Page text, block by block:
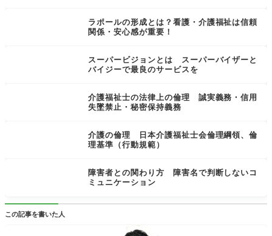
ラポールの形成とは？看護・介護福祉は信頼
関係・安心感が重要！
スーパービジョンとは スーパーバイザーと
バイジーで最良のサービスを
介護福祉士の法律上の倫理 誠実義務・信用
失墜禁止・秘密保持義務
介護の倫理 日本介護福祉士会倫理綱領、倫
理基準（行動規範）
障害者との関わり方 障害名で判断しないコ
ミュニケーション
この記事を書いた人